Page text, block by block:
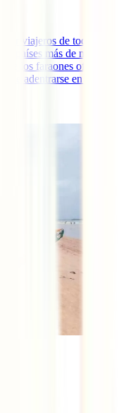
por viajeros de todo el
países más de moda
de los faraones ofrece
adentrarse en las